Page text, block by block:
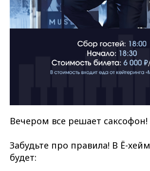
Вечером все решает саксофон!
Забудьте про правила! В Ё-
будет: